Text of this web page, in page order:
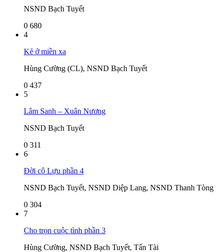
NSND Bạch Tuyết
0 680
4
Kẻ ở miền xa
Hùng Cường (CL), NSND Bạch Tuyết
0 437
5
Lâm Sanh – Xuân Nương
NSND Bạch Tuyết
0 311
6
Đời cô Lựu phần 4
NSND Bạch Tuyết, NSND Diệp Lang, NSND Thanh Tòng
0 304
7
Cho trọn cuộc tình phần 3
Hùng Cường, NSND Bạch Tuyết, Tấn Tài